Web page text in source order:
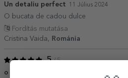
Un detaliu perfect 11 Július 2024
O bucata de cadou dulce
Fordítás mutatása
Cristina Vaida,
Románia
5/ 5
o achizitie inspirata